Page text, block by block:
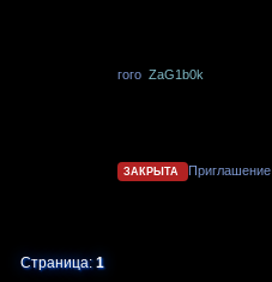
гого ZaG1b0k
ЗАКРЫТА Приглашение
Страница:1